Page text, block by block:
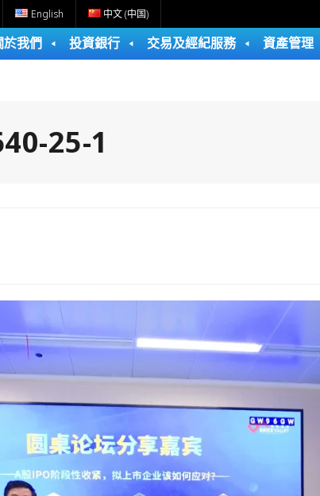
English 中文 (中国)
於我們 投資銀行 交易及經紀服務 資產管理
25-1